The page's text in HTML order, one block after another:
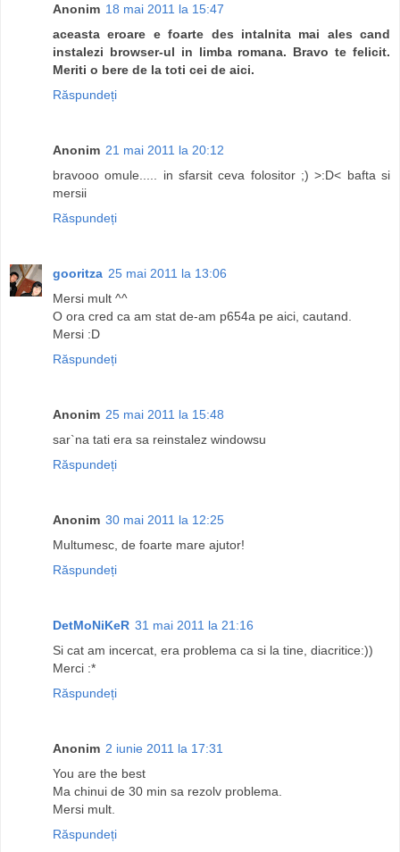
Anonim 18 mai 2011 la 15:47
aceasta eroare e foarte des intalnita mai ales cand
instalezi browser-ul in limba romana. Bravo te felicit.
Meriti o bere de la toti cei de aici.
Răspundeți
Anonim 21 mai 2011 la 20:12
bravooo omule..... in sfarsit ceva folositor ;) >:D< bafta si
mersii
Răspundeți
gooritza 25 mai 2011 la 13:06
Mersi mult ^^
O ora cred ca am stat de-am p654a pe aici, cautand.
Mersi :D
Răspundeți
Anonim 25 mai 2011 la 15:48
sar`na tati era sa reinstalez windowsu
Răspundeți
Anonim 30 mai 2011 la 12:25
Multumesc, de foarte mare ajutor!
Răspundeți
DetMoNiKeR 31 mai 2011 la 21:16
Si cat am incercat, era problema ca si la tine, diacritice:))
Merci :*
Răspundeți
Anonim 2 iunie 2011 la 17:31
You are the best
Ma chinui de 30 min sa rezolv problema.
Mersi mult.
Răspundeți